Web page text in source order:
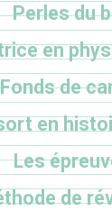
Perles du
en
Fonds de
en
Les
de